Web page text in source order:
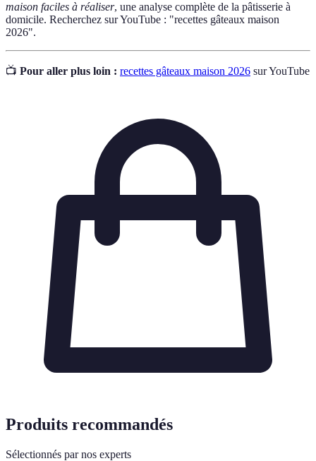
maison faciles à réaliser, une analyse complète de la pâtisserie à
domicile. Recherchez sur YouTube : "recettes gâteaux maison
2026".
📺 Pour aller plus loin : recettes gâteaux maison 2026 sur YouTube
Produits recommandés
Sélectionnés par nos experts